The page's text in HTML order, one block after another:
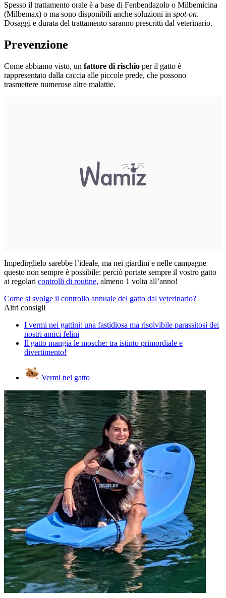
Spesso il trattamento orale è a base di Fenbendazolo o Milbemicina
(Milbemax) o ma sono disponibili anche soluzioni in spot-on.
Dosaggi e durata del trattamento saranno prescritti dal veterinario.
Prevenzione
Come abbiamo visto, un fattore di rischio per il gatto è
rappresentato dalla caccia alle piccole prede, che possono
trasmettere numerose altre malattie.
Impedirglielo sarebbe l’ideale, ma nei giardini e nelle campagne
questo non sempre è possibile: perciò portate sempre il vostro gatto
ai regolari controlli di routine, almeno 1 volta all’anno!
Come si svolge il controllo annuale del gatto dal veterinario?
Altri consigli
I vermi nei gattini: una fastidiosa ma risolvibile parassitosi dei
nostri amici felini
Il gatto mangia le mosche: tra istinto primordiale e
divertimento!
Vermi nel gatto